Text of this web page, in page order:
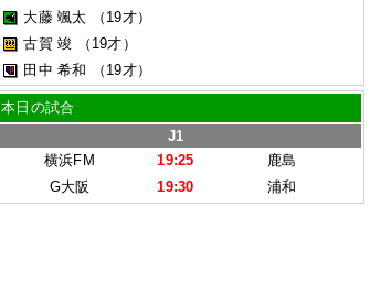
大藤 颯太
（19才）
古賀 竣
（19才）
田中 希和
（19才）
本日の試合
J1
横浜FM
19:25
鹿島
G大阪
19:30 浦和